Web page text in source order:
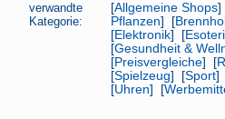
verwandte
Kategorie:
[Allgemeine Shops]
Pflanzen] [
[Elektronik] [
[Gesundheit &
[Preisvergleiche] [
[Spielzeug] [Sport]
[Uhren] [